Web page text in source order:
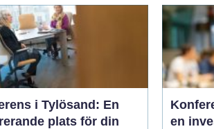
i Tylösand: En
plats för din
en